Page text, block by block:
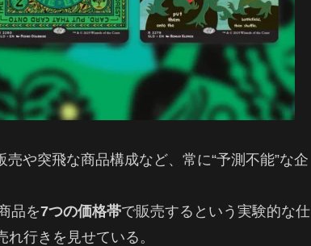
や突飛な商品構成など、常に“予測不能”な企
品を7つの価格帯で販売するという実験的な仕
行きを見せている。